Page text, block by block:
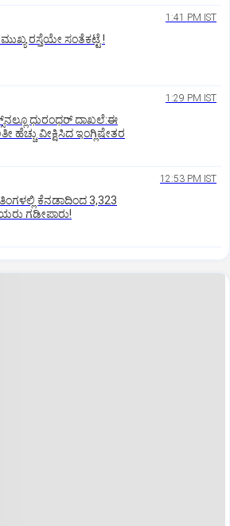
1:41 PM IST
ರಸ್ತೆಯೇ ಸಂತೆಕಟ್ಟೆ !
1:29 PM IST
ಧುರಂಧರ್‌ ದಾಖಲೆ:ಈ
ಹೆಚ್ಚು ವೀಕ್ಷಿಸಿದ ಇಂಗ್ಲಿಷೇತರ
12:53 PM IST
ಕೆನಡಾದಿಂದ 3,323
ಗಡೀಪಾರು!